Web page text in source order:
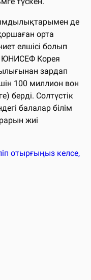
де
орта
елшісі болып
ЮНИСЕФ Корея
зардап
100 миллион вон
берді. Солтүстік
балалар білім
жиі
отырғыңыз келсе,